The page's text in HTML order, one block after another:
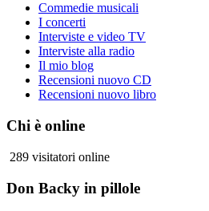
Commedie musicali
I concerti
Interviste e video TV
Interviste alla radio
Il mio blog
Recensioni nuovo CD
Recensioni nuovo libro
Chi è online
289 visitatori online
Don Backy in pillole